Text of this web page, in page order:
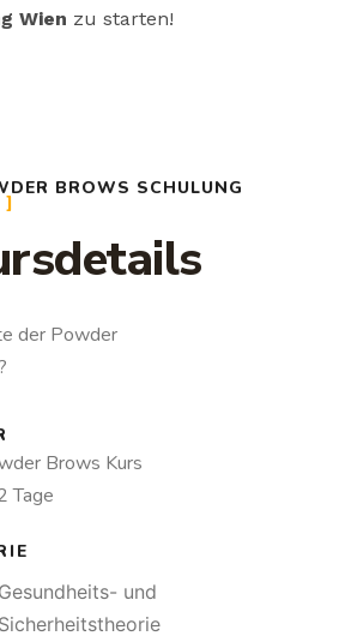
Wien zu starten!
BROWS SCHULUNG
der Powder
Brows Kurs
Tage
Gesundheits- und
Sicherheitstheorie